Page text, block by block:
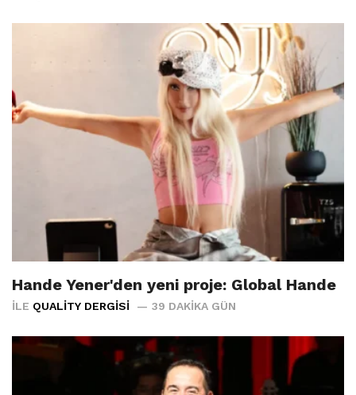
Hande Yener'den yeni proje: Global Hande
İLE QUALITY DERGISI 39 DAKIKA GÜN